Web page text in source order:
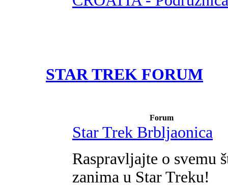
STAR TREK FORUM
Forum
Star Trek Brbljaonica
Raspravljajte o svemu
zanima u Star Treku!